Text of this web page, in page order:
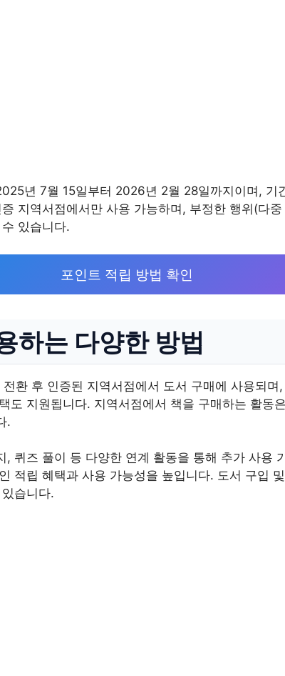
년 7월 15일부터 2026년 2월 28일까지이며, 기
지역서점에서만 사용 가능하며, 부정한 행위(다
있습니다.
포인트 적립 방법 확인
하는 다양한 방법
환 후 인증된 지역서점에서 도서 구매에 사용되
도 지원됩니다. 지역서점에서 책을 구매하는 활동
.
, 퀴즈 풀이 등 다양한 연계 활동을 통해 추가 사용
적립 혜택과 사용 가능성을 높입니다. 도서 구입
습니다.